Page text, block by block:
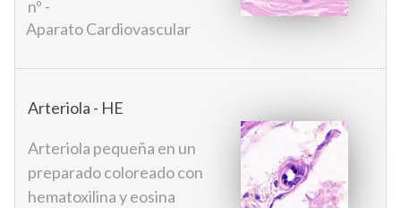
nº -
Aparato Cardiovascular
Arteriola - HE
Arteriola pequeña en un
preparado coloreado con
hematoxilina y eosina